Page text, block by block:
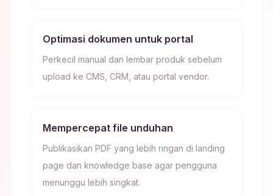
Optimasi dokumen untuk portal
Perkecil manual dan lembar produk sebelum
upload ke CMS, CRM, atau portal vendor.
Mempercepat file unduhan
Publikasikan PDF yang lebih ringan di landing
page dan knowledge base agar pengguna
menunggu lebih singkat.